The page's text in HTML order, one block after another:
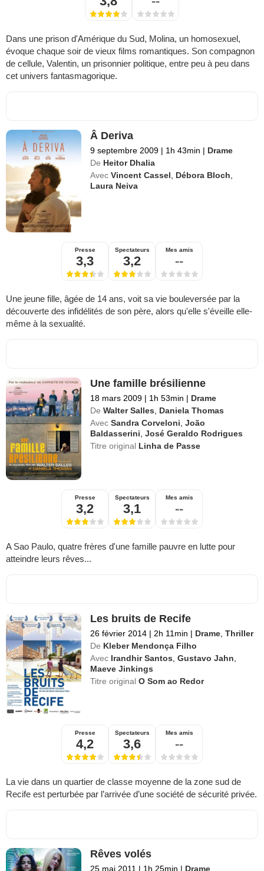
Dans une prison d'Amérique du Sud, Molina, un homosexuel,
évoque chaque soir de vieux films romantiques. Son compagnon
de cellule, Valentin, un prisonnier politique, entre peu à peu dans
cet univers fantasmagorique.
Â Deriva
9 septembre 2009 | 1h 43min | Drame
De Heitor Dhalia
Avec Vincent Cassel, Débora Bloch,
Laura Neiva
Presse
3,3
Spectateurs
3,2
Mes amis
--
Une jeune fille, âgée de 14 ans, voit sa vie bouleversée par la
découverte des infidélités de son père, alors qu'elle s'éveille elle-
même à la sexualité.
Une famille brésilienne
18 mars 2009 | 1h 53min | Drame
De Walter Salles
Daniela Thomas
Avec Sandra Corveloni ,João
Baldasserini ,José Geraldo Rodrigues
Titre original Linha de Passe
Presse
3,2
Spectateurs
3,1
Mes amis
--
A Sao Paulo, quatre frères d'une famille pauvre en lutte pour
atteindre leurs rêves...
Les bruits de Recife
26 février 2014 | 2h 11min | Drame ,Thriller
De Kleber Mendonça Filho
Avec Irandhir Santos ,Gustavo Jahn
Maeve Jinkings
Titre originalO Som ao Redor
Presse
4,2
Spectateurs
3,6
Mes amis
--
La vie dans un quartier de classe moyenne de la zone sud de
Recife est perturbée par l’arrivée d’une société de sécurité privée.
Rêves volés
25 mai 2011 | 1h 25min | Drame